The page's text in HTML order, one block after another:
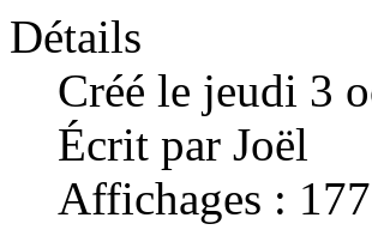
Détails
Créé le jeudi 3
Écrit par Joël
Affichages :